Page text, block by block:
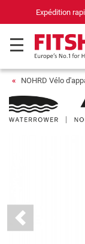
NOHRD Vélo
Previous